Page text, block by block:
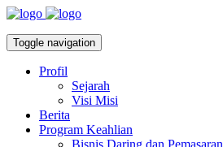
Toggle navigation
Profil
Sejarah
Visi Misi
Berita
Program Keahlian
Bisnis Daring dan Pemasaran